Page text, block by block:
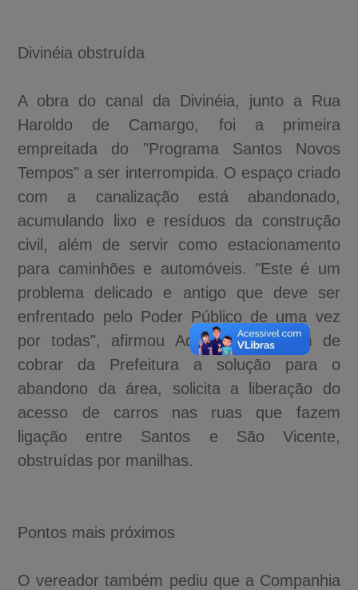
Divinéia obstruída
A obra do canal da Divinéia, junto a Rua
Haroldo de Camargo, foi a primeira
empreitada do "Programa Santos Novos
Tempos" a ser interrompida. O espaço criado
com a canalização está abandonado,
acumulando lixo e resíduos da construção
civil, além de servir como estacionamento
para caminhões e automóveis. "Este é um
problema delicado e antigo que deve ser
enfrentado pelo Poder Público de uma vez
por todas", afirmou Adilson, que além de
cobrar da Prefeitura a solução para o
abandono da área, solicita a liberação do
acesso de carros nas ruas que fazem
ligação entre Santos e São Vicente,
obstruídas por manilhas.
Pontos mais próximos
O vereador também pediu que a Companhia